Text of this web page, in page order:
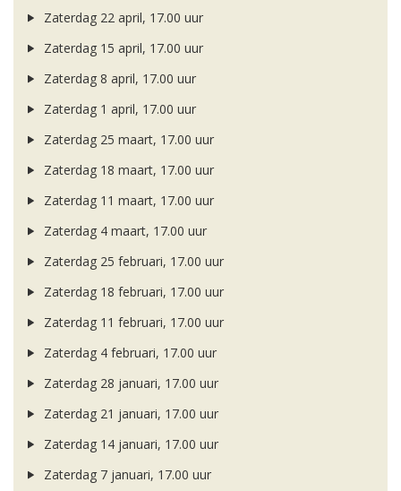
Zaterdag 22 april, 17.00 uur
Zaterdag 15 april, 17.00 uur
Zaterdag 8 april, 17.00 uur
Zaterdag 1 april, 17.00 uur
Zaterdag 25 maart, 17.00 uur
Zaterdag 18 maart, 17.00 uur
Zaterdag 11 maart, 17.00 uur
Zaterdag 4 maart, 17.00 uur
Zaterdag 25 februari, 17.00 uur
Zaterdag 18 februari, 17.00 uur
Zaterdag 11 februari, 17.00 uur
Zaterdag 4 februari, 17.00 uur
Zaterdag 28 januari, 17.00 uur
Zaterdag 21 januari, 17.00 uur
Zaterdag 14 januari, 17.00 uur
Zaterdag 7 januari, 17.00 uur